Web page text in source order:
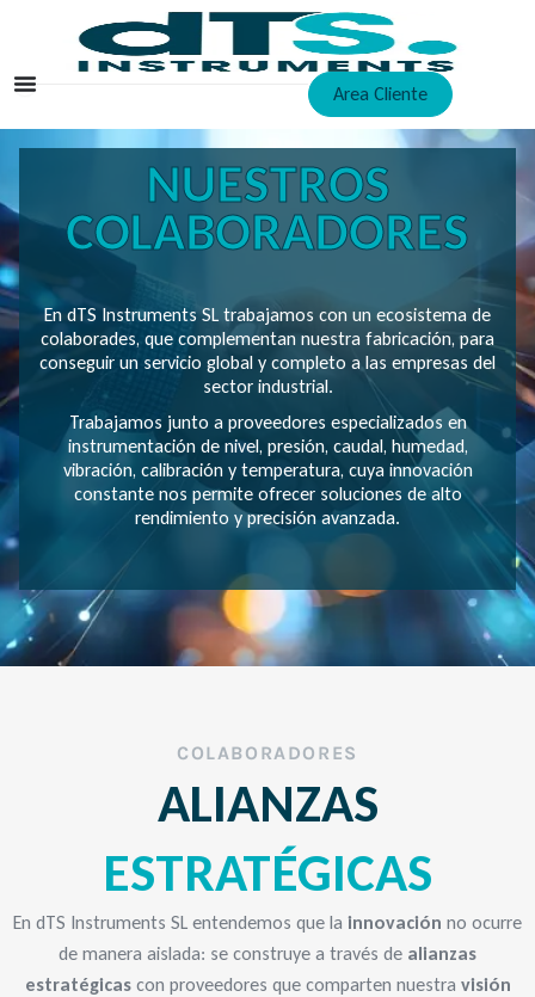
contenido
Area Cliente
NUESTROS
COLABORADORES
En dTS Instruments SL trabajamos con un ecosistema de
colaborades, que complementan nuestra fabricación, para
conseguir un servicio global y completo a las empresas del
sector industrial.
Trabajamos junto a proveedores especializados en
instrumentación de nivel, presión, caudal, humedad,
vibración, calibración y temperatura, cuya innovación
constante nos permite ofrecer soluciones de alto
rendimiento y precisión avanzada.
COLABORADORES
ALIANZAS
ESTRATÉGICAS
En dTS Instruments SL entendemos que la innovación no ocurre
de manera aislada: se construye a través de alianzas
estratégicascon proveedores que comparten nuestra visión